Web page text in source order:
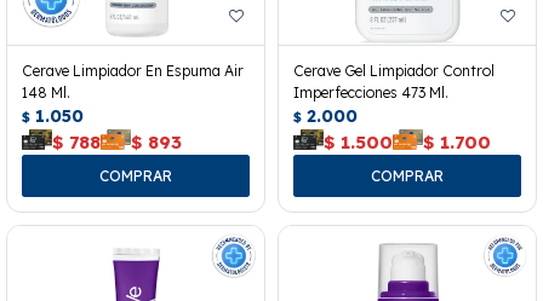
Cerave Limpiador En Espuma Air
148 Ml.
$ 1.050
$ 788 $ 893
Cerave Gel Limpiador Control
Imperfecciones 473 Ml.
$ 2.000
$ 1.500 $ 1.700